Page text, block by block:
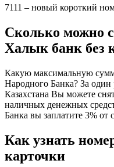
7111 – новый короткий
Сколько можно
Халык банк без
Какую максимальную
Народного Банка? За один
Казахстана Вы можете
наличных денежных
Банка вы заплатите 3% от
Как узнать
карточки